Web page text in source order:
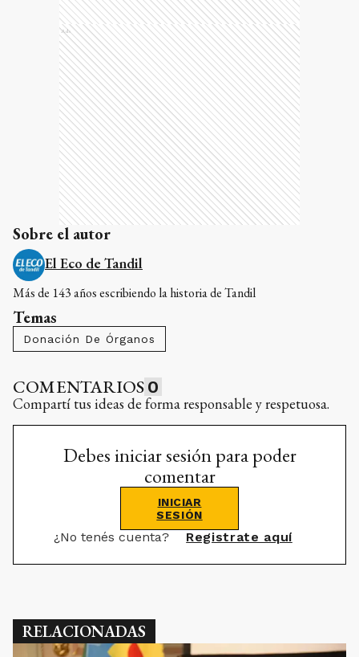
Ads
Sobre el autor
El Eco de Tandil
Más de 143 años escribiendo la historia de Tandil
Temas
Donación De Órganos
COMENTARIOS 0
Compartí tus ideas de forma responsable y respetuosa.
Debes iniciar sesión para poder
comentar
INICIAR
SESIÓN
¿No tenés cuenta? Registrate aquí
RELACIONADAS